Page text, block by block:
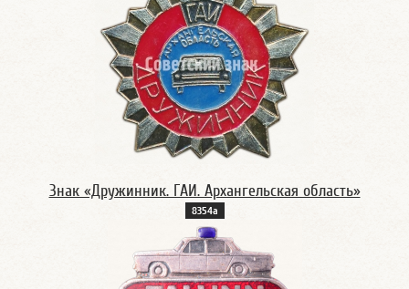
Знак «Дружинник. ГАИ. Архангельская область»
8354а